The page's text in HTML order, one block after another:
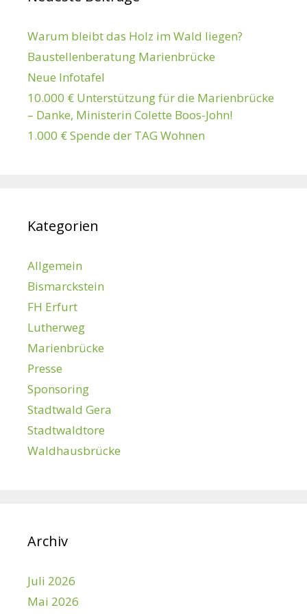
Warum bleibt das Holz im Wald liegen?
Baustellenberatung Marienbrücke
Neue Infotafel
10.000 € Unterstützung für die Marienbrücke
– Danke, Ministerin Colette Boos-John!
1.000 € Spende der TAG Wohnen
Kategorien
Allgemein
Bismarckstein
FH Erfurt
Lutherweg
Marienbrücke
Presse
Sponsoring
Stadtwald Gera
Stadtwaldtore
Waldhausbrücke
Archiv
Juli 2026
Mai 2026